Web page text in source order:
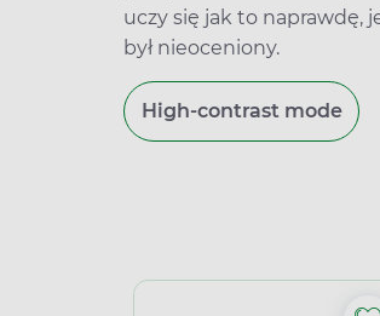
uczy się jak to naprawdę,
był nieoceniony.
High-contrast mode